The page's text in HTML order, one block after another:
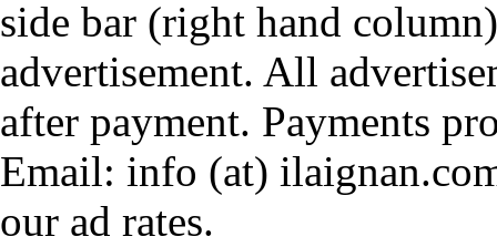
side bar (right hand
advertisement. All
after payment. Payments
Email: info (at)
our ad rates.